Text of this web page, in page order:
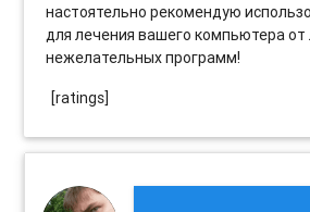
настоятельно рекомендую
для лечения вашего компьютера
нежелательных программ!
[ratings]